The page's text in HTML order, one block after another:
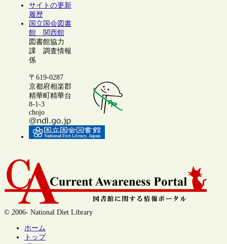
サイトの更新
履歴
国立国会図書
館 関西館
図書館協力
課 調査情報
係
〒619-0287
京都府相楽郡
精華町精華台
8-1-3
chojo
© 2006- National Diet Library
ホーム
トップ